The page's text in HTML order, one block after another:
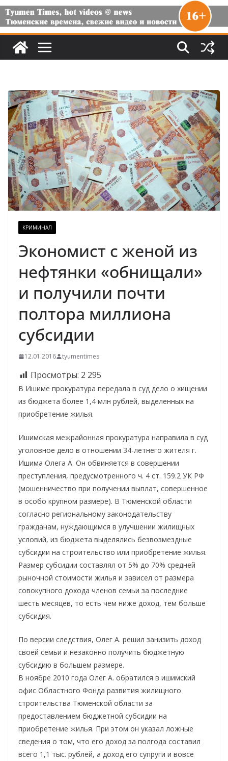
КРИМИНАЛ
Экономист с женой из
нефтянки «обнищали»
и получили почти
полтора миллиона
субсидии
12.01.2016 tyumentimes
Просмотры: 2 295
В Ишиме прокуратура передала в суд дело о хищении
из бюджета более 1,4 млн рублей, выделенных на
приобретение жилья.
Ишимская межрайонная прокуратура направила в суд
уголовное дело в отношении 34-летнего жителя г.
Ишима Олега А. Он обвиняется в совершении
преступления, предусмотренного ч. 4 ст. 159.2 УК РФ
(мошенничество при получении выплат, совершенное
в особо крупном размере). В Тюменской области
согласно региональному законодательству
гражданам, нуждающимся в улучшении жилищных
условий, из бюджета выделялись безвозмездные
субсидии на строительство или приобретение жилья.
Размер субсидии составлял от 5% до 70% средней
рыночной стоимости жилья и зависел от размера
совокупного дохода членов семьи за последние
шесть месяцев, то есть чем ниже доход, тем больше
субсидия.
По версии следствия, Олег А. решил занизить доход
своей семьи и незаконно получить бюджетную
субсидию в большем размере.
В ноябре 2010 года Олег А. обратился в ишимский
офис Областного Фонда развития жилищного
строительства Тюменской области за
предоставлением бюджетной субсидии на
приобретение жилья. При этом он указал ложные
сведения о том, что его доход за полгода составил
всего 1,1 тыс. рублей, а доход его супруги и вовсе